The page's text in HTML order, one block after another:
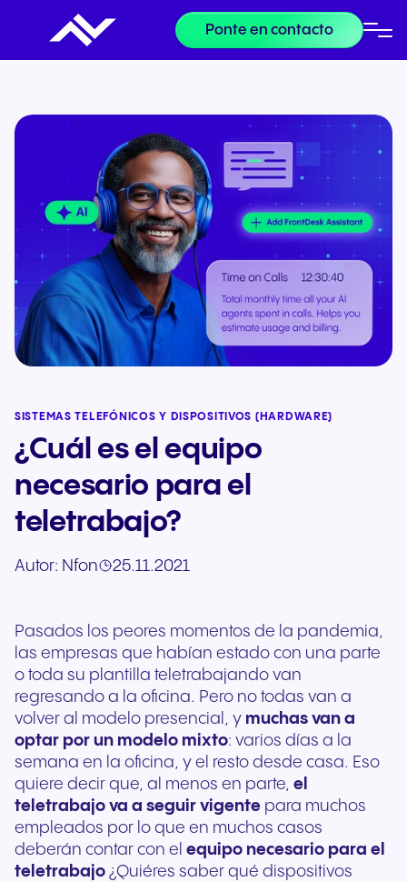
Ponte en contacto
SISTEMAS TELEFÓNICOS Y DISPOSITIVOS (HARDWARE)
¿Cuál es el equipo
necesario para el
teletrabajo?
Autor: Nfon 25.11.2021
Pasados los peores momentos de la pandemia,
las empresas que habían estado con una parte
o toda su plantilla teletrabajando van
regresando a la oficina. Pero no todas van a
volver al modelo presencial, y muchas van a
optar por un modelo mixto: varios días a la
semana en la oficina, y el resto desde casa. Eso
quiere decir que, al menos en parte, el
teletrabajo va a seguir vigente para muchos
empleados por lo que en muchos casos
deberán contar con el equipo necesario para el
teletrabajo ¿Quiéres saber qué dispositivos